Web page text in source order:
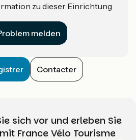
zu dieser Einrichtung
melden
Contacter
sich vor und erleben Sie
France Vélo Tourisme